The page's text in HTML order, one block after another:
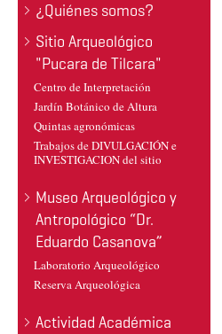
¿Quiénes somos?
Sitio Arqueológico
"Pucara de Tilcara"
Centro de Interpretación
Jardín Botánico de Altura
Quintas agronómicas
Trabajos de DIVULGACIÓN e
INVESTIGACION del sitio
Museo Arqueológico y
Antropológico “Dr.
Eduardo Casanova”
Laboratorio Arqueológico
Reserva Arqueológica
Actividad Académica